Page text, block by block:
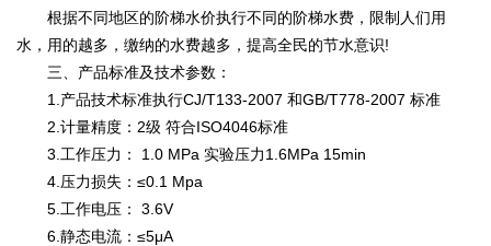
根据不同地区的阶梯水价执行不同的阶梯水费，限制人们用
水，用的越多，缴纳的水费越多，提高全民的节水意识!
三、产品标准及技术参数：
1.产品技术标准执行CJ/T133-2007 和GB/T778-2007 标准
2.计量精度：2级 符合ISO4046标准
3.工作压力： 1.0 MPa 实验压力1.6MPa 15min
4.压力损失：≤0.1 Mpa
5.工作电压： 3.6V
6.静态电流：≤5μA